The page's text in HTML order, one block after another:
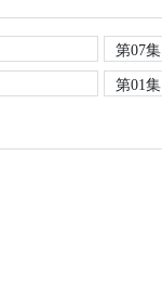
第07集
第01集